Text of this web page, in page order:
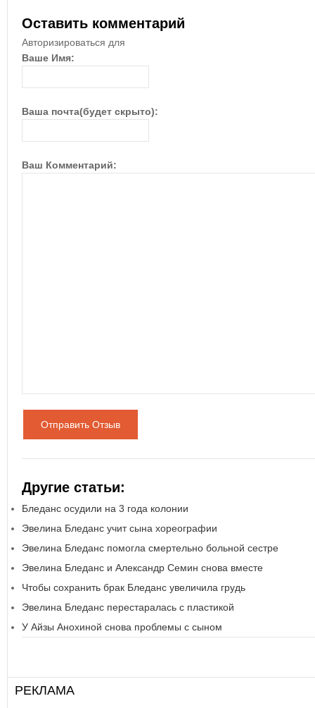
Оставить комментарий
Авторизироваться для
Ваше Имя:
Ваша почта(будет скрыто):
Ваш Комментарий:
Отправить Отзыв
Другие статьи:
Бледанс осудили на 3 года колонии
Эвелина Бледанс учит сына хореографии
Эвелина Бледанс помогла смертельно больной сестре
Эвелина Бледанс и Александр Семин снова вместе
Чтобы сохранить брак Бледанс увеличила грудь
Эвелина Бледанс перестаралась с пластикой
У Айзы Анохиной снова проблемы с сыном
РЕКЛАМА